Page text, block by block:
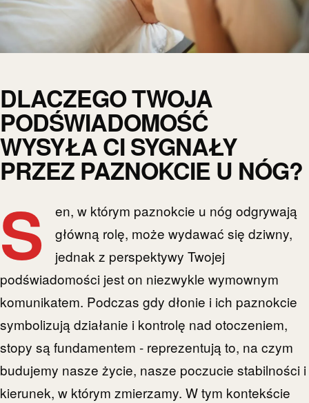
DLACZEGO TWOJA
PODŚWIADOMOŚĆ
WYSYŁA CI SYGNAŁY
PRZEZ PAZNOKCIE U NÓG?
S
en, w którym paznokcie u nóg odgrywają
główną rolę, może wydawać się dziwny,
jednak z perspektywy Twojej
podświadomości jest on niezwykle wymownym
komunikatem. Podczas gdy dłonie i ich paznokcie
symbolizują działanie i kontrolę nad otoczeniem,
stopy są fundamentem - reprezentują to, na czym
budujemy nasze życie, nasze poczucie stabilności i
kierunek, w którym zmierzamy. W tym kontekście